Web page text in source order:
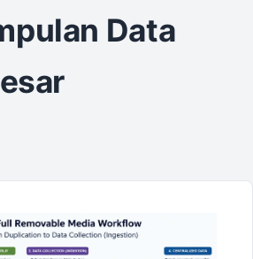
Data